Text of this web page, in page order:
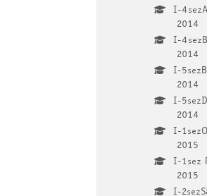
I-
2014
I-
2014
I-
2014
I-
2014
I-
2015
I-1sez
2015
I-